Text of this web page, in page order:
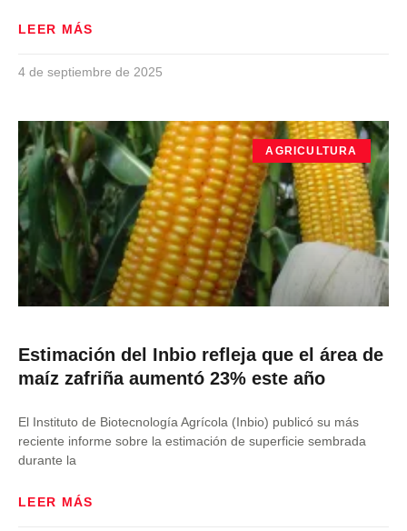
LEER MÁS
4 de septiembre de 2025
AGRICULTURA
Estimación del Inbio refleja que el área de
maíz zafriña aumentó 23% este año
El Instituto de Biotecnología Agrícola (Inbio) publicó su más
reciente informe sobre la estimación de superficie sembrada
durante la
LEER MÁS